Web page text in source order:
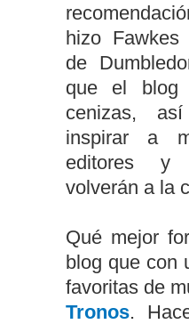
hizo
de
que el blog
cenizas,
inspirar a
editores y
volverán a la
Qué mejor
blog que con
favoritas de
Tronos.